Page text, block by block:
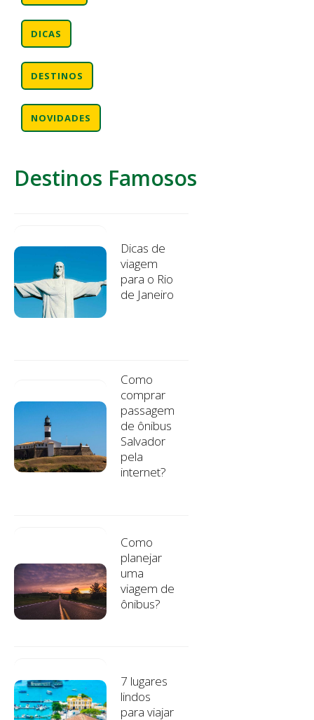
DICAS
DESTINOS
NOVIDADES
Destinos Famosos
Dicas de
viagem
para o Rio
de Janeiro
Como
comprar
passagem
de ônibus
Salvador
pela
internet?
Como
planejar
uma
viagem de
ônibus?
7 lugares
lindos
para viajar